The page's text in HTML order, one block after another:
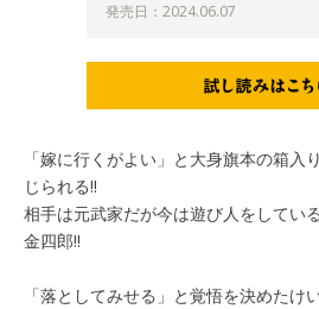
発売日：2024.06.07
「嫁に行くがよい」と大身旗本の箱入
じられる!!
相手は元武家だが今は遊び人をして
金四郎!!
「落としてみせる」と覚悟を決めたけ